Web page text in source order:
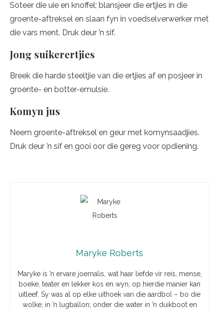
Soteer die uie en knoffel; blansjeer die ertjies in die
groente-aftreksel en slaan fyn in voedselverwerker met
die vars ment. Druk deur ’n sif.
Jong suikerertjies
Breek die harde steeltjie van die ertjies af en posjeer in
groente- en botter-emulsie.
Komyn jus
Neem groente-aftreksel en geur met komynsaadjies.
Druk deur ’n sif en gooi oor die gereg voor opdiening.
Maryke Roberts
Maryke is ’n ervare joernalis, wat haar liefde vir reis, mense,
boeke, teater en lekker kos en wyn, op hierdie manier kan
uitleef. Sy was al op elke uithoek van die aardbol – bo die
wolke; in ’n lugballon; onder die water in ’n duikboot en